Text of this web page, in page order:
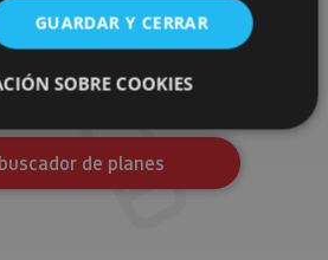
para completar tu viaje en
visitas y los eventos más
de la agenda.
de planes
GUARDAR Y CERRAR
SOBRE COOKIES
estrictamente necesarias